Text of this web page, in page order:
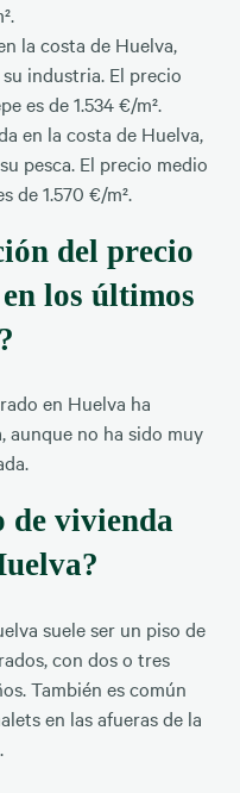
la costa de Huelva,
industria. El precio
es de 1.534 €/m².
en la costa de Huelva,
pesca. El precio medio
de 1.570 €/m².
del precio
los últimos
en Huelva ha
aunque no ha sido muy
de vivienda
suele ser un piso de
con dos o tres
También es común
en las afueras de la